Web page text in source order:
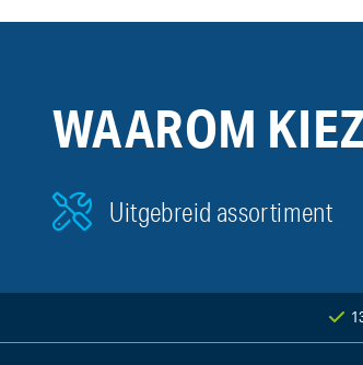
WAAROM
Uitgebreid assortiment